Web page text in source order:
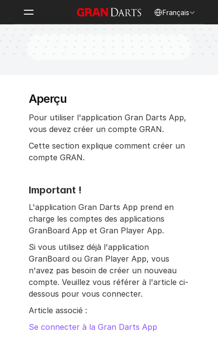
Français
Aperçu
Pour utiliser l'application Gran Darts App,
vous devez créer un compte GRAN.
Cette section explique comment créer un
compte GRAN.
Important !
L'application Gran Darts App prend en
charge les comptes des applications
GranBoard App et Gran Player App.
Si vous utilisez déjà l'application
GranBoard ou Gran Player App, vous
n'avez pas besoin de créer un nouveau
compte. Veuillez vous référer à l'article ci-
dessous pour vous connecter.
Article associé :
Se connecter à la Gran Darts App